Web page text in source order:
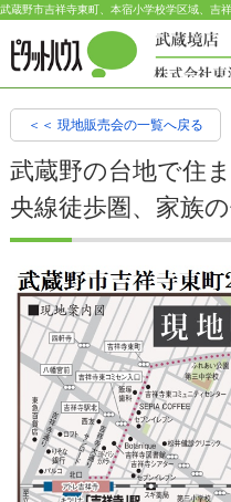
＜＜ 現地販売会の一覧へ戻る
武蔵野の台地で住
央線徒歩圏、家族